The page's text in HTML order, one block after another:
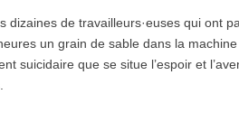
dizaines de tra­vail­leurs·euses qui ont
un grain de sable dans la
suicidaire que se situe l’espoir et